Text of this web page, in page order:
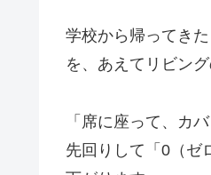
学校から帰ってき
を、あえてリビン
「席に座って、カ
先回りして「0（ゼ